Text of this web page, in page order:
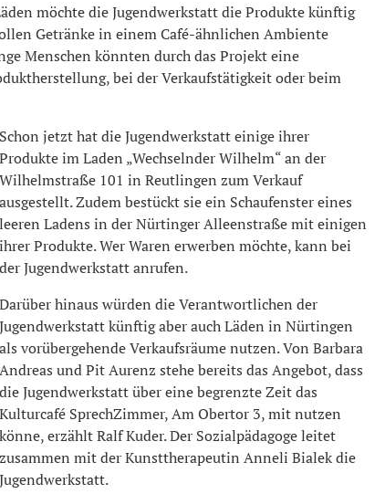
möchte die Jugendwerkstatt die Produkte künftig
Getränke in einem Café-ähnlichen Ambiente
Menschen könnten durch das Projekt eine
bei der Verkaufstätigkeit oder beim
Schon jetzt hat die Jugendwerkstatt einige ihrer
Produkte im Laden „Wechselnder Wilhelm“ an der
Wilhelmstraße 101 in Reutlingen zum Verkauf
ausgestellt. Zudem bestückt sie ein Schaufenster eines
leeren Ladens in der Nürtinger Alleenstraße mit einigen
ihrer Produkte. Wer Waren erwerben möchte, kann bei
der Jugendwerkstatt anrufen.
Darüber hinaus würden die Verantwortlichen der
Jugendwerkstatt künftig aber auch Läden in Nürtingen
als vorübergehende Verkaufsräume nutzen. Von Barbara
Andreas und Pit Aurenz stehe bereits das Angebot, dass
die Jugendwerkstatt über eine begrenzte Zeit das
Kulturcafé SprechZimmer, Am Obertor 3, mit nutzen
könne, erzählt Ralf Kuder. Der Sozialpädagoge leitet
zusammen mit der Kunsttherapeutin Anneli Bialek die
Jugendwerkstatt.